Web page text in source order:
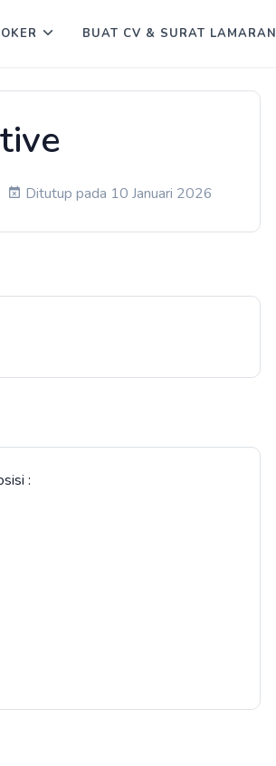
BUAT CV & SURAT LAMARAN
Ditutup pada 10 Januari 2026
: